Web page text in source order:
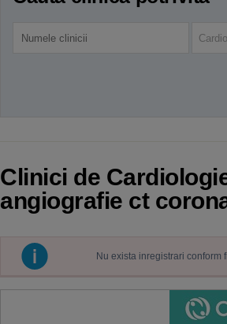
Clinici de
angiografie ct
Nu exista inregistrari